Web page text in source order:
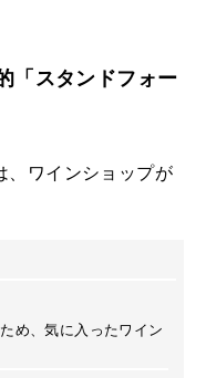
「スタンドフォー
、ワインショップが
め、気に入ったワイン